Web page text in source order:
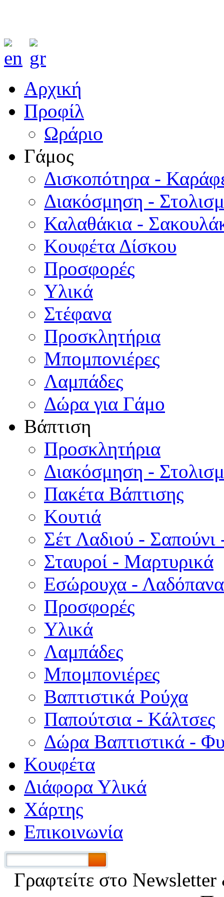
Αρχική
Προφίλ
Ωράριο
Γάμος
Δισκοπότηρα -
Διακόσμηση -
Καλαθάκια -
Κουφέτα Δίσκου
Προσφορές
Υλικά
Στέφανα
Προσκλητήρια
Μπομπονιέρες
Λαμπάδες
Δώρα για Γάμο
Βάπτιση
Προσκλητήρια
Διακόσμηση -
Πακέτα Βάπτισης
Κουτιά
Σέτ Λαδιού - Σαπούνι
Σταυροί - Μαρτυρικά
Εσώρουχα -
Προσφορές
Υλικά
Λαμπάδες
Μπομπονιέρες
Βαπτιστικά Ρούχα
Παπούτσια - Κάλτσες
Δώρα Βαπτιστικά -
Κουφέτα
Διάφορα Υλικά
Χάρτης
Επικοινωνία
Γραφτείτε στο Νewsletter